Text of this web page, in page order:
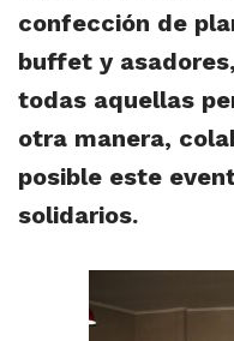
confección de
buffet y
todas aquellas
otra manera,
posible este
solidarios.